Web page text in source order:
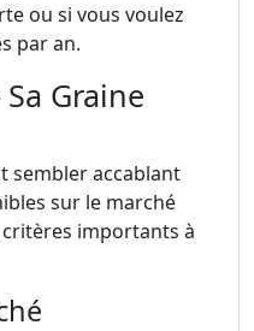
ou si vous voulez
par an.
Graine
sembler accablant
sur le marché
importants à